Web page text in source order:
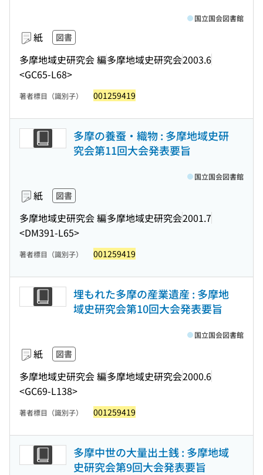
紙 図書
多摩地域史研究会 編多摩地域史研究会2003.6
<GC65-L68>
国立国会図書館
著者標目（識別子） 001259419
多摩の養蚕・織物 : 多摩地域史研
究会第11回大会発表要旨
紙 図書
多摩地域史研究会 編多摩地域史研究会2001.7
<DM391-L65>
国立国会図書館
著者標目（識別子） 001259419
埋もれた多摩の産業遺産 : 多摩地
域史研究会第10回大会発表要旨
紙 図書
多摩地域史研究会 編多摩地域史研究会2000.6
<GC69-L138>
国立国会図書館
著者標目（識別子） 001259419
多摩中世の大量出土銭 : 多摩地域
史研究会第9回大会発表要旨